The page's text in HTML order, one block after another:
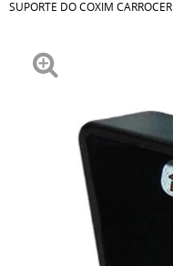
SUPORTE DO COXIM